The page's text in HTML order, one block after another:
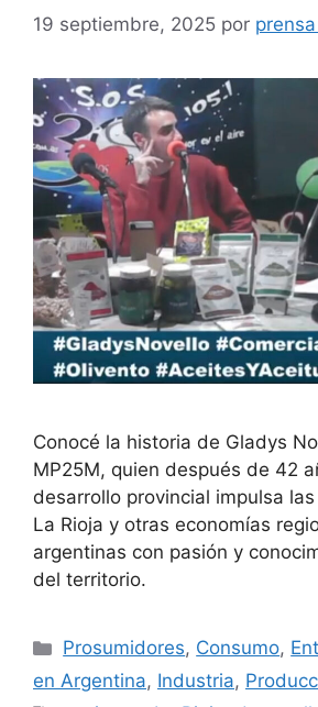
19 septiembre, 2025 por
Conocé la historia de Gladys
MP25M, quien después de 42
desarrollo provincial impulsa
La Rioja y otras economías
argentinas con pasión y
del territorio.
Prosumidores, Consumo,
en Argentina, Industria,